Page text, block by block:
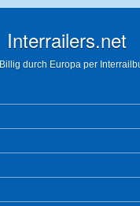
Interrailers.net
Billig durch Europa per